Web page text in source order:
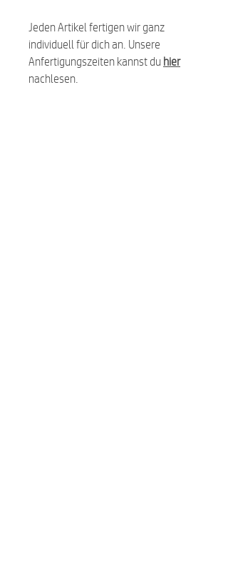
Jeden Artikel fertigen wir ganz
individuell für dich an. Unsere
Anfertigungszeiten kannst du hier
nachlesen.